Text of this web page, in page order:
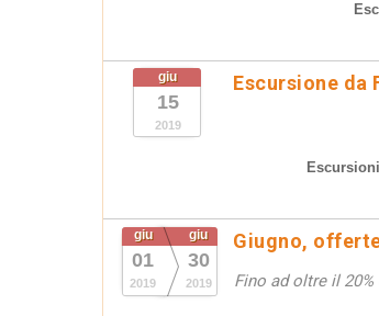
giu
15
2019
Escursione da
Escursioni
giu
01
2019
giu
30
2019
Giugno,
Fino ad oltre il